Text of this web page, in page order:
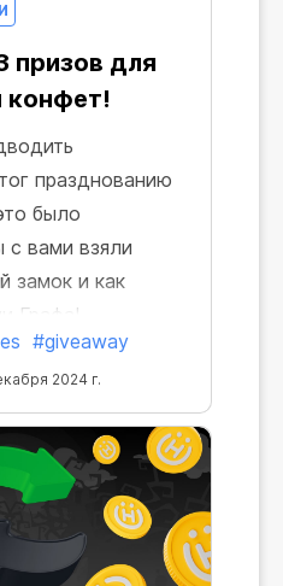
призов для
конфет!
празднованию
было
вами взяли
замок и как
Графа!
#giveaway
2024 г.